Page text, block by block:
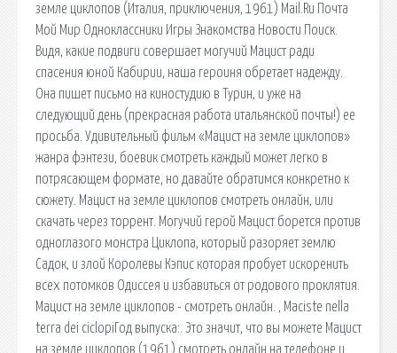
земле циклопов (Италия, приключения, 1961) Mail.Ru Почта
Мой Мир Одноклассники Игры Знакомства Новости Поиск.
Видя, какие подвиги совершает могучий Мацист ради
спасения юной Кабирии, наша героиня обретает надежду.
Она пишет письмо на киностудию в Турин, и уже на
следующий день (прекрасная работа итальянской почты!) ее
просьба. Удивительный фильм «Мацист на земле циклопов»
жанра фэнтези, боевик смотреть каждый может легко в
потрясающем формате, но давайте обратимся конкретно к
сюжету. Мацист на земле циклопов смотреть онлайн, или
скачать через торрент. Могучий герой Мацист борется против
одноглазого монстра Циклопа, который разоряет землю
Садок, и злой Королевы Кэпис которая пробует искоренить
всех потомков Одиссея и избавиться от родового проклятия.
Мацист на земле циклопов - смотреть онлайн. , Maciste nella
terra dei ciclopiГод выпуска:. Это значит, что вы можете Мацист
на земле циклопов (1961) смотреть онлайн на телефоне и